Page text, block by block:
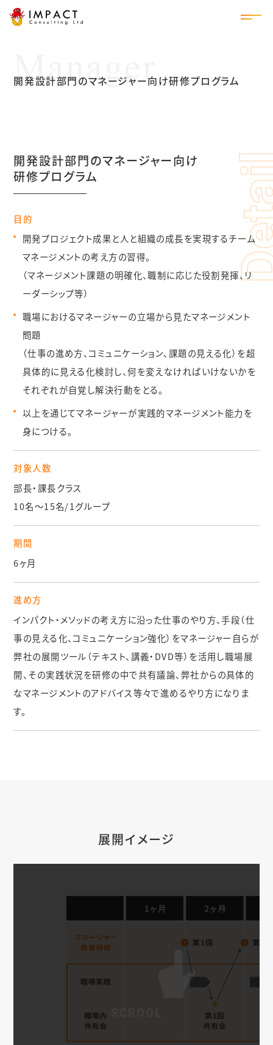
開発設計部門のマネージャー向け研修プログラム
manager
開発設計部門のマネージャー向け
研修プログラム
目的
開発プロジェクト成果と人と組織の成長を実現するチーム
マネージメントの考え方の習得。
（マネージメント課題の明確化、職制に応じた役割発揮、リ
ーダーシップ等）
職場におけるマネージャーの立場から見たマネージメント
問題
（仕事の進め方、コミュニケーション、課題の見える化）を超
具体的に見える化検討し、何を変えなければいけないかを
それぞれが自覚し解決行動をとる。
以上を通じてマネージャーが実践的マネージメント能力を
身につける。
対象人数
部長・課長クラス
10名～15名/1グループ
期間
6ヶ月
進め方
インパクト・メソッドの考え方に沿った仕事のやり方、手段（仕
事の見える化、コミュニケーション強化）をマネージャー自らが
弊社の展開ツール（テキスト、講義・DVD等）を活用し職場展
開、その実践状況を研修の中で共有議論、弊社からの具体的
なマネージメントのアドバイス等々で進めるやり方になりま
す。
展開イメージ
ホーム
コンサルティングメソッド
遅れ常態化型
アウトプット出ず型
開発設計職場丸ごと実践コンサルプログラム
開発設計部門のマネージャー向け研修プログラム
オンラインによる
よくある質問
書籍実績
コンサルタント紹介
会社概要
事例・実績
コラム・対談
コラム
お知らせ
経営者対談
お問い合わせ・相談